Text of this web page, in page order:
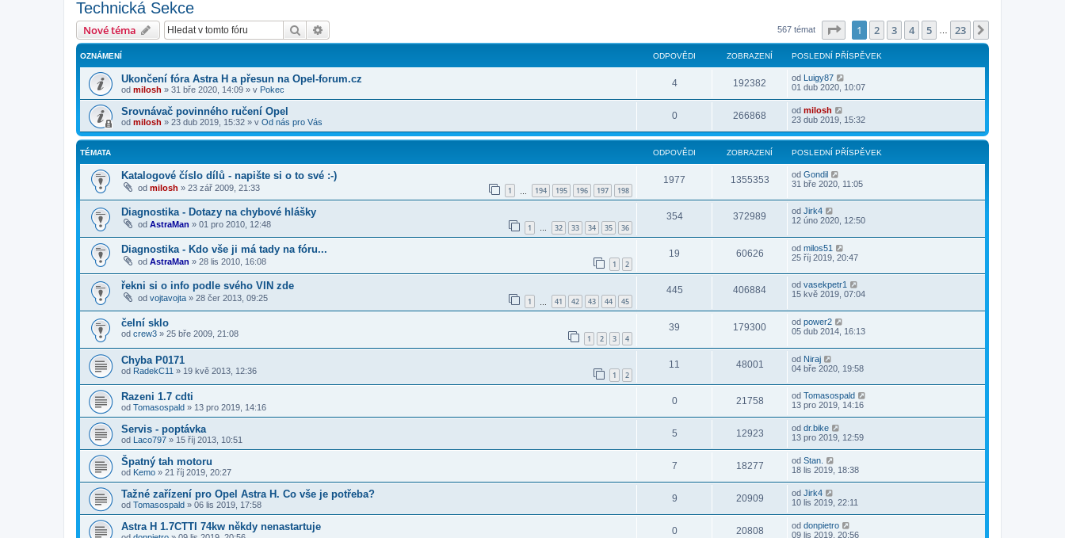
Technická Sekce
Nové téma Hledat 567 témat Stránka z
1 2 3 4 5 23
OZNÁMENÍ ODPOVĚDI ZOBRAZENÍ POSLEDNÍ PŘÍSPĚVEK
Ukončení fóra Astra H a přesun na Opel-forum.cz
od milosh » 31 bře 2020, 14:09 » v Pokec
4 192382 od Luigy87
01 dub 2020, 10:07
Srovnávač povinného ručení Opel
od milosh » 23 dub 2019, 15:32 » v Od nás pro Vás
0 266868 od milosh
23 dub 2019, 15:32
TÉMATA ODPOVĚDI ZOBRAZENÍ POSLEDNÍ PŘÍSPĚVEK
Katalogové číslo dílů - napište si o to své :-)
od milosh » 23 zář 2009, 21:33 1 194 195 196 197 198
1977 1355353 od Gondil
31 bře 2020, 11:05
Diagnostika - Dotazy na chybové hlášky
od AstraMan » 01 pro 2010, 12:48 1 … 32 33 34 35 36
354 372989 od Jirk4
12 úno 2020, 12:50
Diagnostika - Kdo vše ji má tady na fóru...
od AstraMan » 28 lis 2010, 16:08 1 2
19 60626 od milos51
25 říj 2019, 20:47
řekni si o info podle svého VIN zde
od vojtavojta » 28 čer 2013, 09:25 1 41 42 43 44 45
445 406884 od vasekpetr1
15 kvě 2019, 07:04
čelní sklo
od crew3 » 25 bře 2009, 21:08 1 2 3 4
39 179300 od power2
05 dub 2014, 16:13
Chyba P0171
od RadekC11 » 19 kvě 2013, 12:36 1 2
11 48001 od Niraj
04 bře 2020, 19:58
Razeni 1.7 cdti
od Tomasospald » 13 pro 2019, 14:16
0 21758 od Tomasospald
13 pro 2019, 14:16
Servis - poptávka
od Laco797 » 15 říj 2013, 10:51
5 12923 od dr.bike
13 pro 2019, 12:59
Špatný tah motoru
od Kemo » 21 říj 2019, 20:27
7 18277 od Stan.
18 lis 2019, 18:38
Tažné zařízení pro Opel Astra H. Co vše je potřeba?
od Tomasospald » 06 lis 2019, 17:58
9 20909 od Jirk4
10 lis 2019, 22:11
Astra H 1.7CTTI 74kw někdy nenastartuje 0 20808 od donpietro
09 lis 2019, 20:56